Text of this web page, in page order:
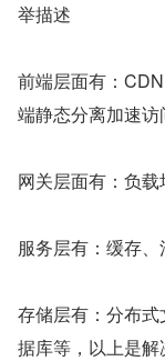
举描述
前端层面有：
端静态分离加速访
网关层面有：负
服务层有：缓存
存储层有：分布
据库等，以上是